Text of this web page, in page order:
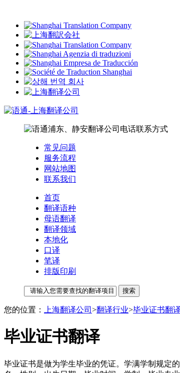
常见问题
服务流程
网站地图
联系我们
首页
翻译语种
母语翻译
翻译领域
本地化
口译
笔译
排版印刷
您的位置： 上海翻译公司 >翻译行业>毕业证书翻译
毕业证书翻译
毕业证书是做为学生毕业的凭证。学满学制规定